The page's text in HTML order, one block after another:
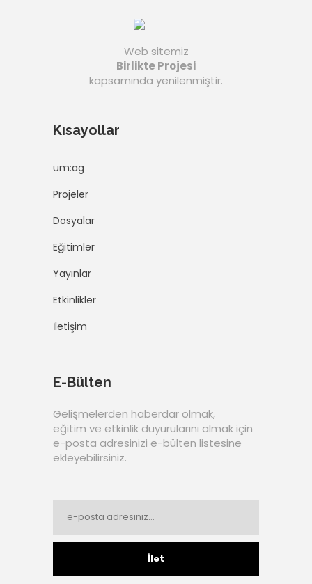
Web sitemiz
Birlikte Projesi
kapsamında yenilenmiştir.
Kısayollar
um:ag
Projeler
Dosyalar
Eğitimler
Yayınlar
Etkinlikler
İletişim
E-Bülten
Gelişmelerden haberdar olmak,
eğitim ve etkinlik duyurularını almak için
e-posta adresinizi e-bülten listesine
ekleyebilirsiniz.
İlet